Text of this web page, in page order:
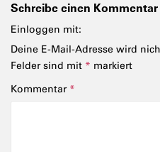
Schreibe einen Kommentar
Einloggen mit:
Deine E-Mail-Adresse wird
Felder sind mit * markiert
Kommentar *